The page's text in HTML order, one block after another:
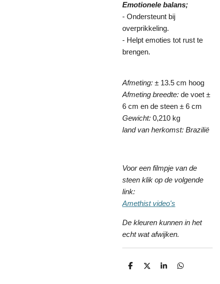
Emotionele balans;
- Ondersteunt bij
overprikkeling.
- Helpt emoties tot rust te
brengen.
Afmeting: ± 13.5 cm hoog
Afmeting breedte: de voet ±
6 cm en de steen ± 6 cm
Gewicht: 0,210 kg
land van herkomst: Brazilië
Voor een filmpje van de
steen klik op de volgende
link:
Amethist video's
De kleuren kunnen in het
echt wat afwijken.
D
D
S
D